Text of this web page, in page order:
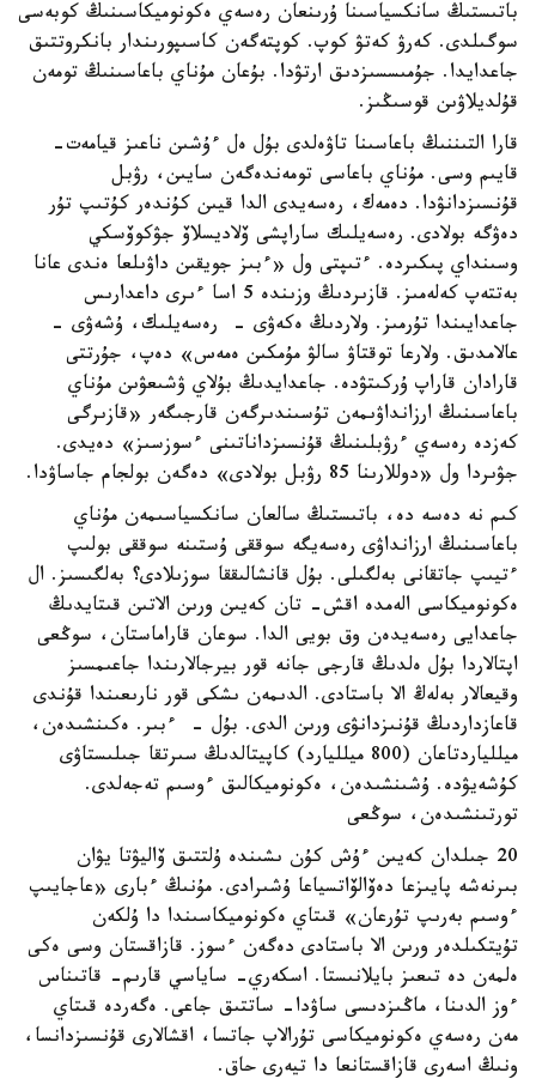
باتىستىڭ سانكسياسىنا ۇرىنعان رەسەي ەكونوميكاسىنىڭ كوبەسى
سوگىلدى. كەرۋ كەتۋ كوپ. كوپتەگەن كاسىپورىندار بانكروتتىق
جاعدايدا. جۇمىسسىزدىق ارتۋدا. بۇعان مۇناي باعاسىنىڭ تومەن
قۇلديلاۋىن قوسىڭىز.
قارا التىننىڭ باعاسىنا تاۋەلدى بۇل ەل ءۇشىن ناعىز قيامەت-
قايىم وسى. مۇناي باعاسى تومەندەگەن سايىن، رۋبل
قۇنسىزدانۋدا. دەمەك، رەسەيدى الدا قيىن كۇندەر كۇتىپ تۇر
دەۋگە بولادى. رەسەيلىك ساراپشى ۆلاديسلاۆ جۋكوۆسكي
وسىنداي پىكىردە. ءتىپتى ول «ءبىز جويقىن داۋىلعا ەندى عانا
بەتتەپ كەلەمىز. قازىردىڭ وزىندە 5 اسا ءىرى داعدارىس
جاعدايىندا تۇرمىز. ولاردىڭ ەكەۋى - رەسەيلىك، ۇشەۋى -
عالامدىق. ولارعا توقتاۋ سالۋ مۇمكىن ەمەس» دەپ، جۇرتتى
قارادان قاراپ ۇركىتۋدە. جاعدايدىڭ بۇلاي ۋشىعۋىن مۇناي
باعاسىنىڭ ارزانداۋىمەن تۇسىندىرگەن قارجىگەر «قازىرگى
كەزدە رەسەي ءرۋبلىنىڭ قۇنسىزداناتىنى ءسوزسىز» دەيدى.
جۋىردا ول «دوللارىنا 85 رۋبل بولادى» دەگەن بولجام جاساۋدا.
كىم نە دەسە دە، باتىستىڭ سالعان سانكسياسىمەن مۇناي
باعاسىنىڭ ارزانداۋى رەسەيگە سوققى ۇستىنە سوققى بولىپ
ءتيىپ جاتقانى بەلگىلى. بۇل قانشالىققا سوزىلادى؟ بەلگىسىز. ال
ەكونوميكاسى الەمدە اقش- تان كەيىن ورىن الاتىن قىتايدىڭ
جاعدايى رەسەيدەن وق بويى الدا. سوعان قاراماستان، سوڭعى
اپتالاردا بۇل ەلدىڭ قارجى جانە قور بيرجالارىندا جاعىمسىز
وقيعالار بەلەڭ الا باستادى. الدىمەن ىشكى قور نارىعىندا قۇندى
قاعازداردىڭ قۇنىزدانۋى ورىن الدى. بۇل - ءبىر. ەكىنشىدەن،
ميللياردتاعان (800 ميلليارد) كاپيتالدىڭ سىرتقا جىلىستاۋى
كۇشەيۋدە. ۇشىنشىدەن، ەكونوميكالىق ءوسىم تەجەلدى.
تورتىنشىدەن، سوڭعى
20 جىلدان كەيىن ءۇش كۇن ىشىندە ۇلتتىق ۆاليۋتا يۋان
بىرنەشە پايىزعا دەۆالۆاتسياعا ۇشىرادى. مۇنىڭ ءبارى «عاجايىپ
ءوسىم بەرىپ تۇرعان» قىتاي ەكونوميكاسىندا دا ۇلكەن
تۇيتكىلدەر ورىن الا باستادى دەگەن ءسوز. قازاقستان وسى ەكى
ەلمەن دە تىعىز بايلانىستا. اسكەري- ساياسي قارىم- قاتىناس
ءوز الدىنا، ماڭىزدىسى ساۋدا- ساتتىق جاعى. ەگەردە قىتاي
مەن رەسەي ەكونوميكاسى تۇرالاپ جاتسا، اقشالارى قۇنسىزدانسا،
ونىڭ اسەرى قازاقستانعا دا تيەرى حاق.